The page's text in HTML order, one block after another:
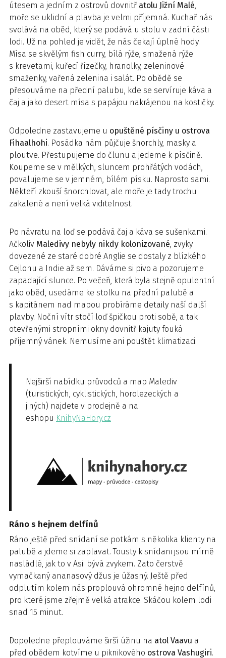
útesem a jedním z ostrovů dovnitř atolu Jižní Malé,
moře se uklidní a plavba je velmi příjemná. Kuchař nás
svolává na oběd, který se podává u stolu v zadní části
lodi. Už na pohled je vidět, že nás čekají úplné hody.
Mísa se skvělým fish curry, bílá rýže, smažená rýže
s krevetami, kuřecí řízečky, hranolky, zeleninové
smaženky, vařená zelenina i salát. Po obědě se
přesouváme na přední palubu, kde se servíruje káva a
čaj a jako desert mísa s papájou nakrájenou na kostičky.
Odpoledne zastavujeme u opuštěné písčiny u ostrova
Fihaalhohi. Posádka nám půjčuje šnorchly, masky a
ploutve. Přestupujeme do člunu a jedeme k písčině.
Koupeme se v mělkých, sluncem prohřátých vodách,
povalujeme se v jemném, bílém písku. Naprosto sami.
Někteří zkouší šnorchlovat, ale moře je tady trochu
zakalené a není velká viditelnost.
Po návratu na loď se podává čaj a káva se sušenkami.
Ačkoliv Maledivy nebyly nikdy kolonizované, zvyky
dovezené ze staré dobré Anglie se dostaly z blízkého
Cejlonu a Indie až sem. Dáváme si pivo a pozorujeme
zapadající slunce. Po večeři, která byla stejně opulentní
jako oběd, usedáme ke stolku na přední palubě a
s kapitánem nad mapou probíráme detaily naší další
plavby. Noční vítr stočí loď špičkou proti sobě, a tak
otevřenými stropními okny dovnitř kajuty fouká
příjemný vánek. Nemusíme ani pouštět klimatizaci.
Nejširší nabídku průvodců a map Malediv
(turistických, cyklistických, horolezeckých a
jiných) najdete v prodejně a na
eshopu KnihyNaHory.cz
Ráno s hejnem delfínů
Ráno ještě před snídaní se potkám s několika klienty na
palubě a jdeme si zaplavat. Tousty k snídani jsou mírně
nasládlé, jak to v Asii bývá zvykem. Zato čerstvě
vymačkaný ananasový džus je úžasný. Ještě před
odplutím kolem nás proplouvá ohromné hejno delfínů,
pro které jsme zřejmě velká atrakce. Skáčou kolem lodi
snad 15 minut.
Dopoledne přeplouváme širší úžinu na atol Vaavu a
před obědem kotvíme u piknikového ostrova Vashugiri.